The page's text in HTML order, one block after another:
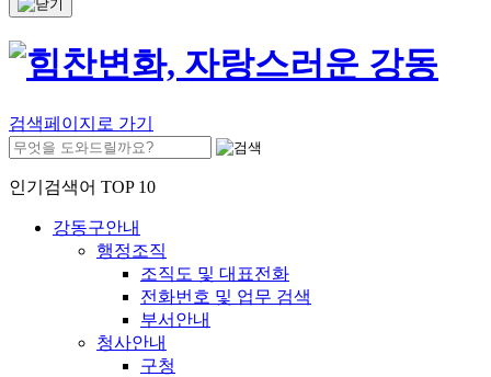
검색페이지로 가기
인기검색어 TOP 10
강동구안내
행정조직
조직도 및 대표전화
전화번호 및 업무 검색
부서안내
청사안내
구청